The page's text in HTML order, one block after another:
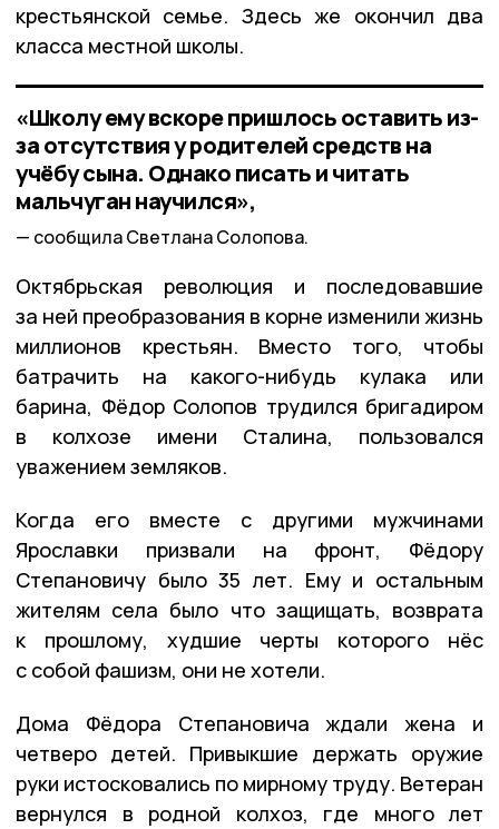
крестьянской семье. Здесь же окончил два
класса местной школы.
«Школу ему вскоре пришлось оставить из-
за отсутствия у родителей средств на
учёбу сына. Однако писать и читать
мальчуган научился»,
сообщила Светлана Солопова.
Октябрьская революция и последовавшие
за ней преобразования в корне изменили жизнь
миллионов крестьян. Вместо того, чтобы
батрачить на какого-нибудь кулака или
барина, Фёдор Солопов трудился бригадиром
в колхозе имени Сталина, пользовался
уважением земляков.
Когда его вместе с другими мужчинами
Ярославки призвали на фронт, Фёдору
Степановичу было 35 лет. Ему и остальным
жителям села было что защищать, возврата
к прошлому, худшие черты которого нёс
с собой фашизм, они не хотели.
Дома Фёдора Степановича ждали жена и
четверо детей. Привыкшие держать оружие
руки истосковались по мирному труду. Ветеран
вернулся в родной колхоз, где много лет